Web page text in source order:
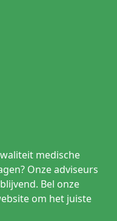
medische
Onze adviseurs
Bel onze
om het juiste